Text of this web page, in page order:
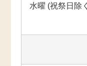
水曜 (祝祭日